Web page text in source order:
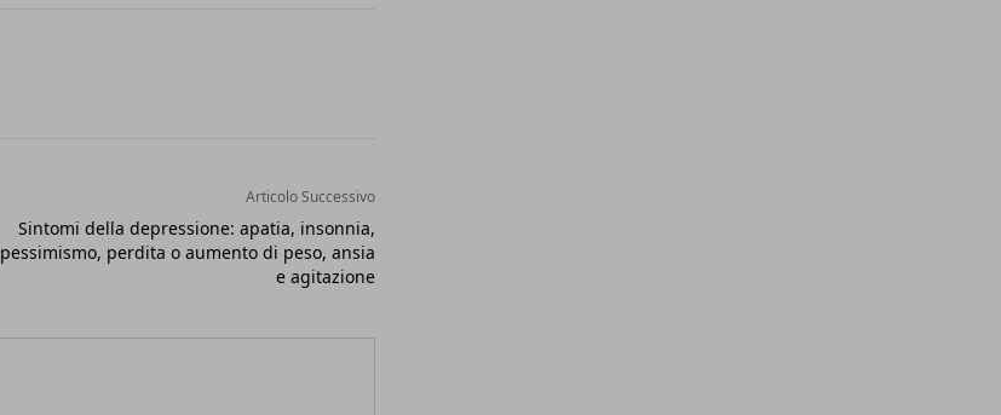
Articolo Successivo
Sintomi della depressione: apatia, insonnia,
pessimismo, perdita o aumento di peso, ansia
e agitazione